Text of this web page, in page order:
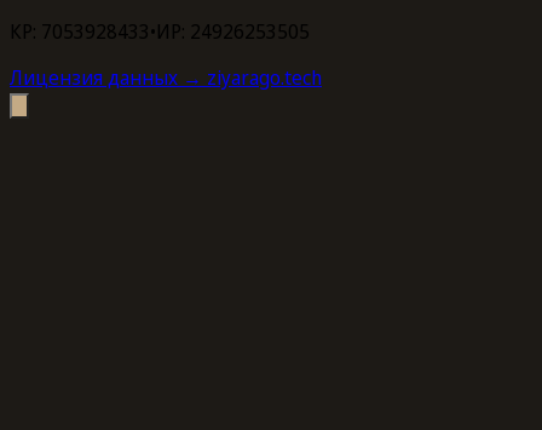
КР: 7053928433•ИР: 24926253505
Лицензия данных → ziyarago.tech